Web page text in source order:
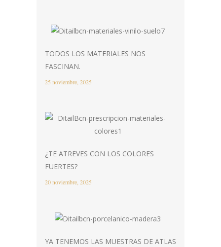
TODOS LOS MATERIALES NOS
FASCINAN.
25 noviembre, 2025
¿TE ATREVES CON LOS COLORES
FUERTES?
20 noviembre, 2025
YA TENEMOS LAS MUESTRAS DE ATLAS